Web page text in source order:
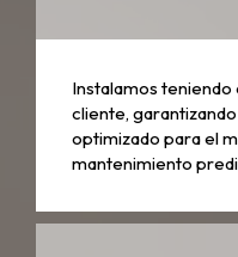
Instalamos
cliente,
optimizado para el
mantenimiento